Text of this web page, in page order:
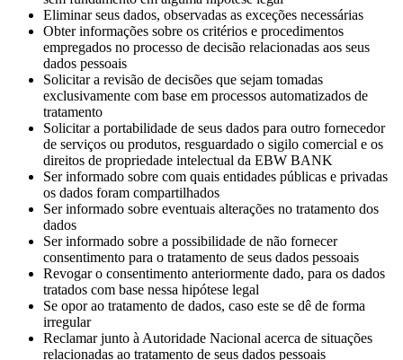
Eliminar seus dados, observadas as exceções necessárias
Obter informações sobre os critérios e procedimentos
empregados no processo de decisão relacionadas aos seus
dados pessoais
Solicitar a revisão de decisões que sejam tomadas
exclusivamente com base em processos automatizados de
tratamento
Solicitar a portabilidade de seus dados para outro fornecedor
de serviços ou produtos, resguardado o sigilo comercial e os
direitos de propriedade intelectual da EBW BANK
Ser informado sobre com quais entidades públicas e privadas
os dados foram compartilhados
Ser informado sobre eventuais alterações no tratamento dos
dados
Ser informado sobre a possibilidade de não fornecer
consentimento para o tratamento de seus dados pessoais
Revogar o consentimento anteriormente dado, para os dados
tratados com base nessa hipótese legal
Se opor ao tratamento de dados, caso este se dê de forma
irregular
Reclamar junto à Autoridade Nacional acerca de situações
relacionadas ao tratamento de seus dados pessoais